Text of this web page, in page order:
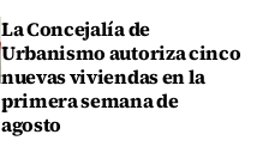
La Concejalía de
Urbanismo autoriza cinco
nuevas viviendas en la
primera semana de
agosto